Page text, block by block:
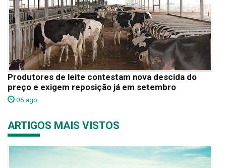
Produtores de leite contestam nova descida do
preço e exigem reposição já em setembro
05 ago
ARTIGOS MAIS VISTOS